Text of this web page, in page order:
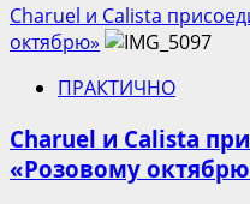
Charuel и Calista
октябрю»
ПРАКТИЧНО
Charuel и Calista
«Розовому